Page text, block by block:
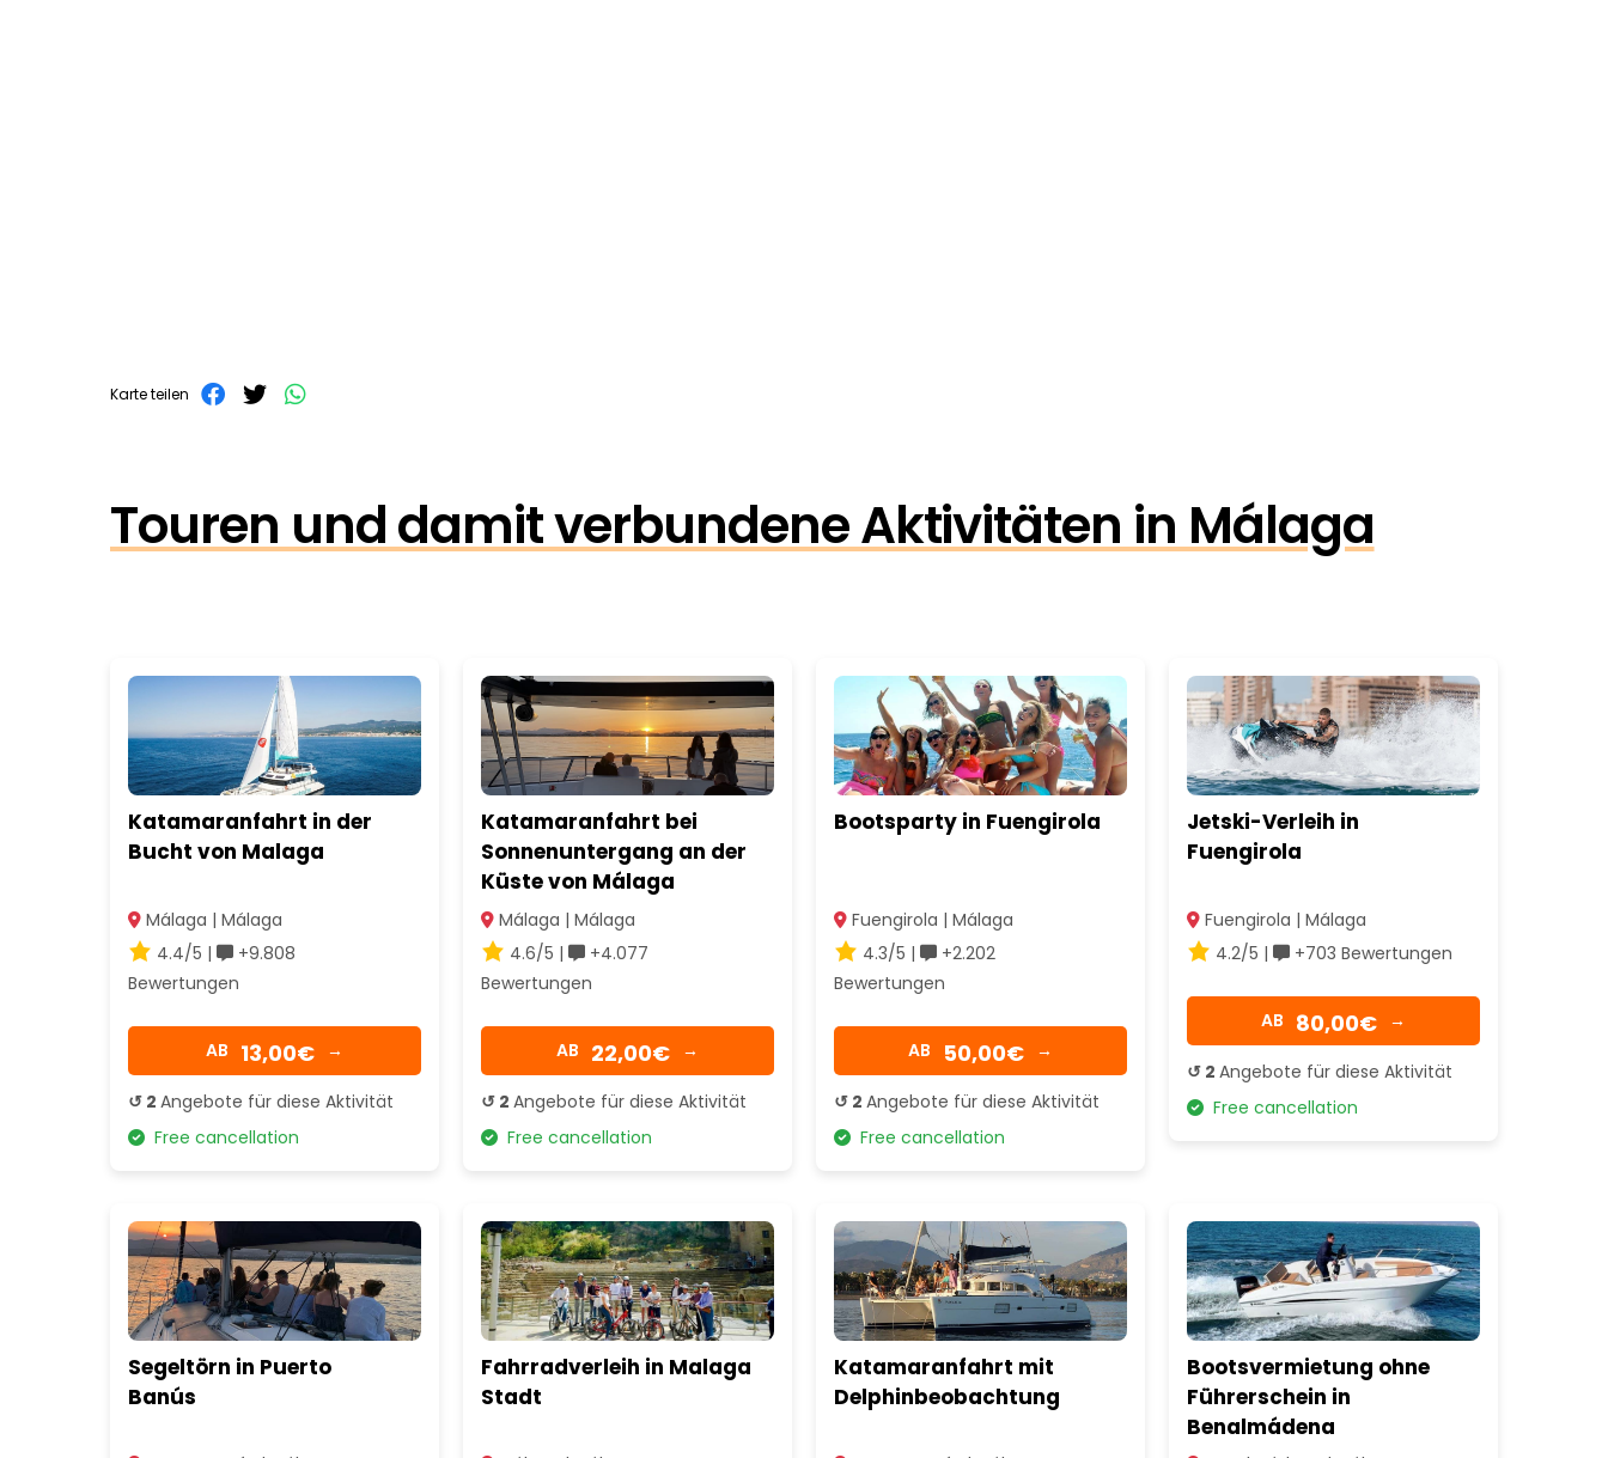
Karte teilen
Touren und damit verbundene Aktivitäten in Málaga
Katamaranfahrt in der
Bucht von Malaga
Málaga | Málaga
4.4/5 |
+9.808
Bewertungen
AB 13,00€ →
↺ 2 Angebote für diese Aktivität
Free cancellation
Katamaranfahrt bei
Sonnenuntergang an der
Küste von Málaga
Málaga | Málaga
4.6/5 |
+4.077
Bewertungen
AB 22,00€ →
↺ 2 Angebote für diese Aktivität
Free cancellation
Bootsparty in Fuengirola
Fuengirola | Málaga
4.3/5 |
+2.202
Bewertungen
AB 50,00€ →
↺ 2 Angebote für diese Aktivität
Free cancellation
Jetski-Verleih in
Fuengirola
Fuengirola | Málaga
4.2/5 |
+703 Bewertungen
AB 80,00€ →
↺ 2 Angebote für diese Aktivität
Free cancellation
Segeltörn in Puerto
Banús
Fahrradverleih in Malaga
Stadt
Katamaranfahrt mit
Delphinbeobachtung
Bootsvermietung ohne
Führerschein in
Benalmádena